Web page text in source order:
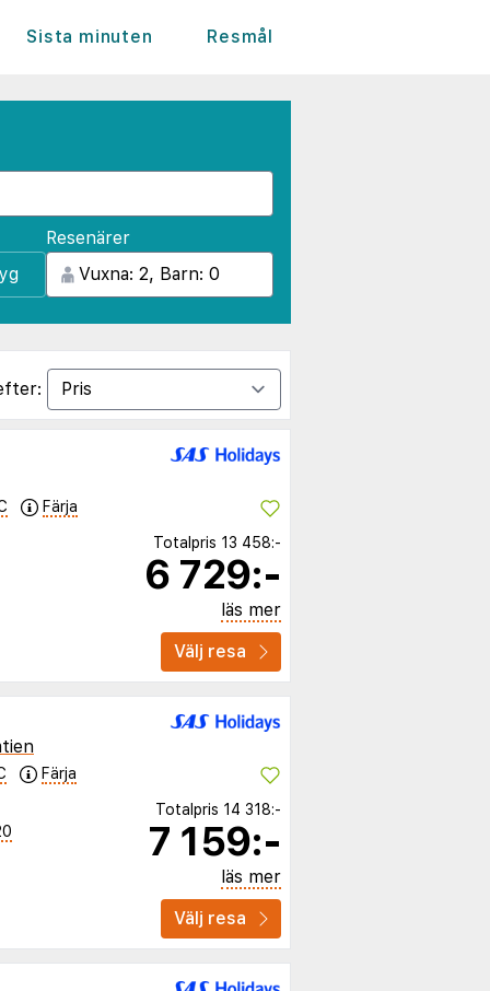
Sista minuten Resmål
Resenärer
Färja
Totalpris 13 458:-
6 729:-
läs mer
Välj resa
Färja
Totalpris 14 318:-
7 159:-
läs mer
Välj resa